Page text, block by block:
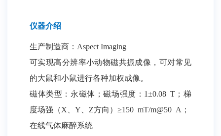
仪器介绍
生产制造商：Aspect Imaging
可实现高分辨率小动物磁共振成像，可对常见
的大鼠和小鼠进行各种加权成像。
磁体类型：永磁体； 磁场强度：1±0.08 T； 梯
度场强（X、Y、Z方向）≥150 mT/m@50 A；
在线气体麻醉系统